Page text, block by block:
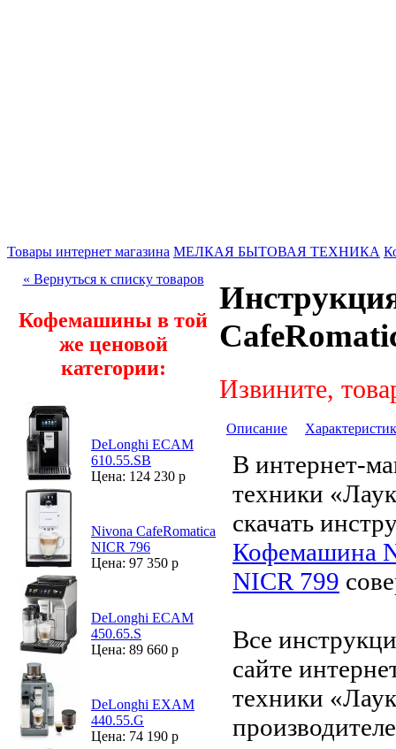
Товары интернет магазина МЕЛКАЯ БЫТОВАЯ ТЕХНИКА
« Вернуться к списку товаров
Кофемашины в той
же ценовой
категории:
DeLonghi ECAM
610.55.SB
Цена: 124 230 р
Nivona CafeRomatica
NICR 796
Цена: 97 350 р
DeLonghi ECAM
450.65.S
Цена: 89 660 р
DeLonghi EXAM
440.55.G
Цена: 74 190 р
Извините,
Описание
В интернет-
техники
скачать
Кофемашина
NICR 799
Все
сайте
техники